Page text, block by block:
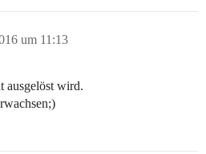
um 11:13
ausgelöst wird.